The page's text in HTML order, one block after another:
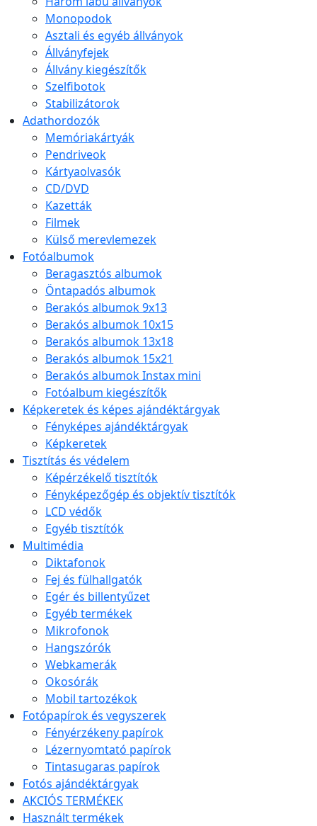
Monopodok
Asztali és egyéb állványok
Állványfejek
Állvány kiegészítők
Szelfibotok
Stabilizátorok
Adathordozók
Memóriakártyák
Pendriveok
Kártyaolvasók
CD/DVD
Kazetták
Filmek
Külső merevlemezek
Fotóalbumok
Beragasztós albumok
Öntapadós albumok
Berakós albumok 9x13
Berakós albumok 10x15
Berakós albumok 13x18
Berakós albumok 15x21
Berakós albumok Instax mini
Fotóalbum kiegészítők
Képkeretek és képes ajándéktárgyak
Fényképes ajándéktárgyak
Képkeretek
Tisztítás és védelem
Képérzékelő tisztítók
Fényképezőgép és objektív tisztítók
LCD védők
Egyéb tisztítók
Multimédia
Diktafonok
Fej és fülhallgatók
Egér és billentyűzet
Egyéb termékek
Mikrofonok
Hangszórók
Webkamerák
Okosórák
Mobil tartozékok
Fotópapírok és vegyszerek
Fényérzékeny papírok
Lézernyomtató papírok
Tintasugaras papírok
Fotós ajándéktárgyak
AKCIÓS TERMÉKEK
Használt termékek